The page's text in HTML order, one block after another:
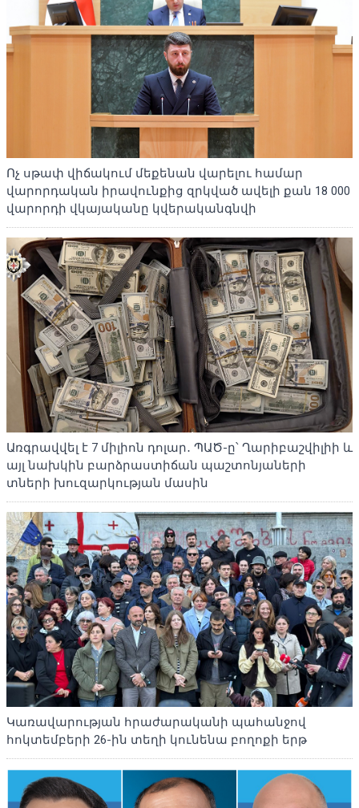
Ոչ սթափ վիճակում մեքենան վարելու համար
վարորդական իրավունքից զրկված ավելի քան 18 000
վարորդի վկայականը կվերականգնվի
Առգրավվել է 7 միլիոն դոլար․ ՊԱԾ-ը՝ Ղարիբաշվիլիի և
այլ նախկին բարձրաստիճան պաշտոնյաների
տների խուզարկության մասին
Կառավարության հրաժարականի պահանջով
հոկտեմբերի 26-ին տեղի կունենա բողոքի երթ